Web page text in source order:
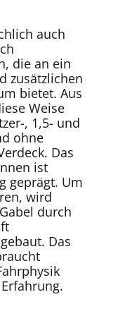
auch
die an ein
zusätzlichen
bietet. Aus
Weise
, 1,5- und
ohne
Das
ist
geprägt. Um
wird
durch
Das